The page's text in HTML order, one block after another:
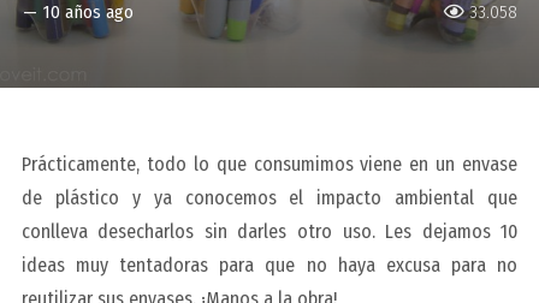
33.058
— 10 años ago
Prácticamente, todo lo que consumimos viene en un envase
de plástico y ya conocemos el impacto ambiental que
conlleva desecharlos sin darles otro uso. Les dejamos 10
ideas muy tentadoras para que no haya excusa para no